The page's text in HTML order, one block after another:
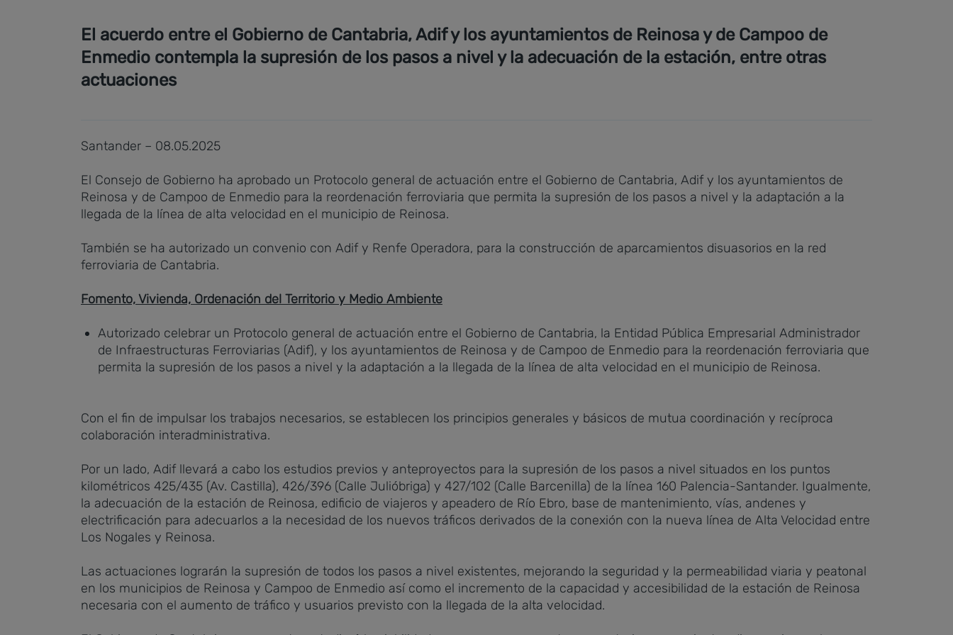
El acuerdo entre el Gobierno de Cantabria, Adif y los ayuntamientos de Reinosa y de Campoo de
Enmedio contempla la supresión de los pasos a nivel y la adecuación de la estación, entre otras
actuaciones
Santander – 08.05.2025
El Consejo de Gobierno ha aprobado un Protocolo general de actuación entre el Gobierno de Cantabria, Adif y los ayuntamientos de
Reinosa y de Campoo de Enmedio para la reordenación ferroviaria que permita la supresión de los pasos a nivel y la adaptación a la
llegada de la línea de alta velocidad en el municipio de Reinosa.
También se ha autorizado un convenio con Adif y Renfe Operadora, para la construcción de aparcamientos disuasorios en la red
ferroviaria de Cantabria.
Fomento, Vivienda, Ordenación del Territorio y Medio Ambiente
Autorizado celebrar un Protocolo general de actuación entre el Gobierno de Cantabria, la Entidad Pública Empresarial Administrador
de Infraestructuras Ferroviarias (Adif), y los ayuntamientos de Reinosa y de Campoo de Enmedio para la reordenación ferroviaria que
permita la supresión de los pasos a nivel y la adaptación a la llegada de la línea de alta velocidad en el municipio de Reinosa.
Con el fin de impulsar los trabajos necesarios, se establecen los principios generales y básicos de mutua coordinación y recíproca
colaboración interadministrativa.
Por un lado, Adif llevará a cabo los estudios previos y anteproyectos para la supresión de los pasos a nivel situados en los puntos
kilométricos 425/435 (Av. Castilla), 426/396 (Calle Julióbriga) y 427/102 (Calle Barcenilla) de la línea 160 Palencia-Santander. Igualmente,
la adecuación de la estación de Reinosa, edificio de viajeros y apeadero de Río Ebro, base de mantenimiento, vías, andenes y
electrificación para adecuarlos a la necesidad de los nuevos tráficos derivados de la conexión con la nueva línea de Alta Velocidad entre
Los Nogales y Reinosa.
Las actuaciones lograrán la supresión de todos los pasos a nivel existentes, mejorando la seguridad y la permeabilidad viaria y peatonal
en los municipios de Reinosa y Campoo de Enmedio así como el incremento de la capacidad y accesibilidad de la estación de Reinosa
necesaria con el aumento de tráfico y usuarios previsto con la llegada de la alta velocidad.